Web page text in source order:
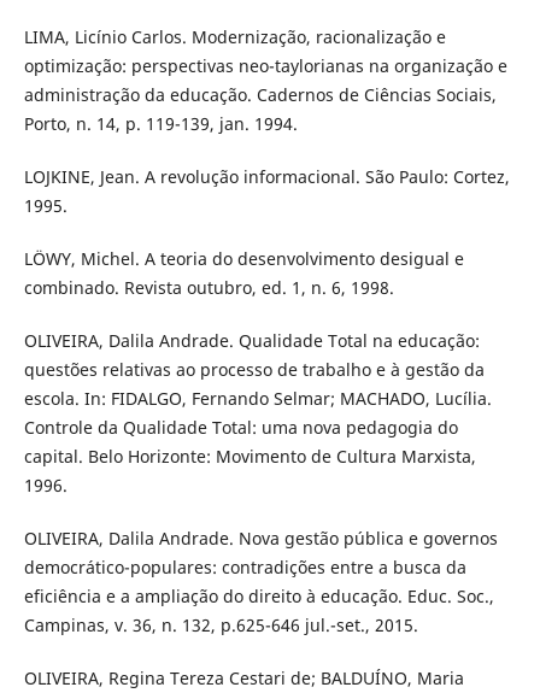
LIMA, Licínio Carlos. Modernização, racionalização e
optimização: perspectivas neo-taylorianas na organização e
administração da educação. Cadernos de Ciências Sociais,
Porto, n. 14, p. 119-139, jan. 1994.
LOJKINE, Jean. A revolução informacional. São Paulo: Cortez,
1995.
LÖWY, Michel. A teoria do desenvolvimento desigual e
combinado. Revista outubro, ed. 1, n. 6, 1998.
OLIVEIRA, Dalila Andrade. Qualidade Total na educação:
questões relativas ao processo de trabalho e à gestão da
escola. In: FIDALGO, Fernando Selmar; MACHADO, Lucília.
Controle da Qualidade Total: uma nova pedagogia do
capital. Belo Horizonte: Movimento de Cultura Marxista,
1996.
OLIVEIRA, Dalila Andrade. Nova gestão pública e governos
democrático-populares: contradições entre a busca da
eficiência e a ampliação do direito à educação. Educ. Soc.,
Campinas, v. 36, n. 132, p.625-646 jul.-set., 2015.
OLIVEIRA, Regina Tereza Cestari de; BALDUÍNO, Maria